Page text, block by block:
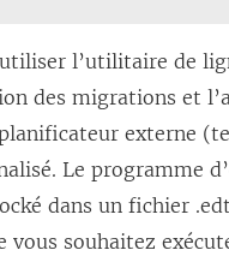
l’utilitaire de
des migrations et
externe
Le programme
dans un fichier
vous souhaitez